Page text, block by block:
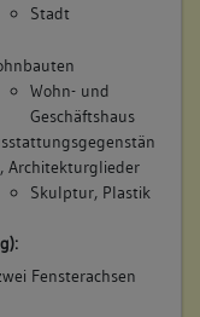
Stadt
Wohn- und
Geschäftshaus
Architekturglieder
Skulptur, Plastik
Fensterachsen